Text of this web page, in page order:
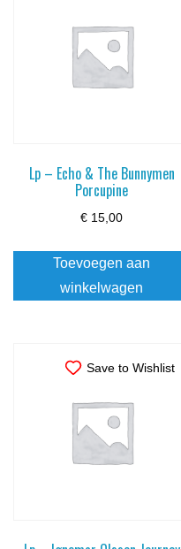
Lp – Echo & The Bunnymen
Porcupine
€ 15,00
Toevoegen aan
winkelwagen
Save to Wishlist